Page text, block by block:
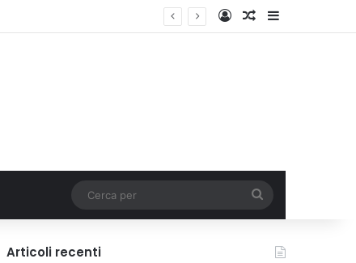
AccediUn articolo a
per
Articoli recenti